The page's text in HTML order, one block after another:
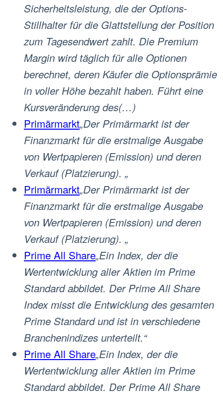
Sicherheitsleistung, die der Options-
Stillhalter für die Glattstellung der Position
zum Tagesendwert zahlt. Die Premium
Margin wird täglich für alle Optionen
berechnet, deren Käufer die Optionsprämie
in voller Höhe bezahlt haben. Führt eine
Kursveränderung des(…)
Primärmarkt„Der Primärmarkt ist der
Finanzmarkt für die erstmalige Ausgabe
von Wertpapieren (Emission) und deren
Verkauf (Platzierung). „
Primärmarkt„Der Primärmarkt ist der
Finanzmarkt für die erstmalige Ausgabe
von Wertpapieren (Emission) und deren
Verkauf (Platzierung). „
Prime All Share„Ein Index, der die
Wertentwicklung aller Aktien im Prime
Standard abbildet. Der Prime All Share
Index misst die Entwicklung des gesamten
Prime Standard und ist in verschiedene
Branchenindizes unterteilt.“
Prime All Share„Ein Index, der die
Wertentwicklung aller Aktien im Prime
Standard abbildet. Der Prime All Share